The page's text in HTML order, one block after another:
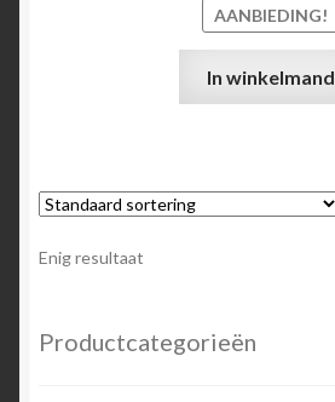
AANBIEDING!
In winkelmand
Enig resultaat
Productcategorieën